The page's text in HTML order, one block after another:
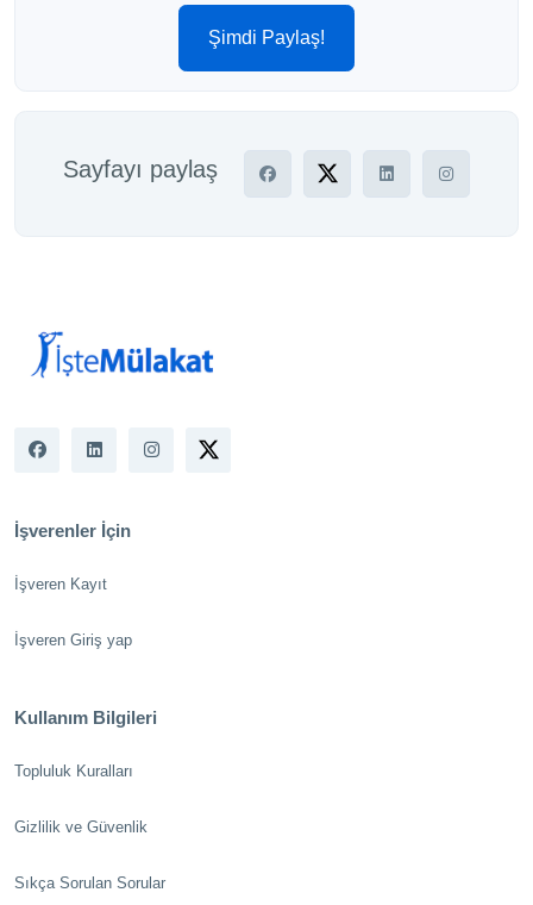
Şimdi Paylaş!
Sayfayı paylaş
İşverenler İçin
İşveren Kayıt
İşveren Giriş yap
Kullanım Bilgileri
Topluluk Kuralları
Gizlilik ve Güvenlik
Sıkça Sorulan Sorular